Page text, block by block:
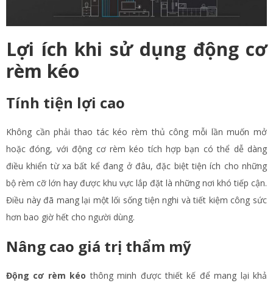
Lợi ích khi sử dụng động cơ
rèm kéo
Tính tiện lợi cao
Không cần phải thao tác kéo rèm thủ công mỗi lần muốn mở
hoặc đóng, với động cơ rèm kéo tích hợp bạn có thể dễ dàng
điều khiển từ xa bất kể đang ở đâu, đặc biệt tiện ích cho những
bộ rèm cỡ lớn hay được khu vực lắp đặt là những nơi khó tiếp cận.
Điều này đã mang lại một lối sống tiện nghi và tiết kiệm công sức
hơn bao giờ hết cho người dùng.
Nâng cao giá trị thẩm mỹ
Động cơ rèm kéo thông minh được thiết kế để mang lại khả